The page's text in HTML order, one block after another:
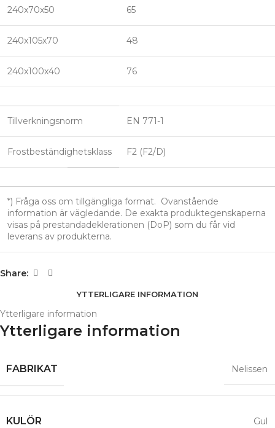
240x70x50 65
240x105x70 48
240x100x40 76
Tillverkningsnorm EN 771-1
Frostbeständighetsklass F2 (F2/D)
*) Fråga oss om tillgängliga format. Ovanstående
information är vägledande. De exakta produktegenskaperna
visas på prestandadeklerationen (DoP) som du får vid
leverans av produkterna.
Share:
YTTERLIGARE INFORMATION
Ytterligare information
Ytterligare information
FABRIKAT Nelissen
KULÖR Gul